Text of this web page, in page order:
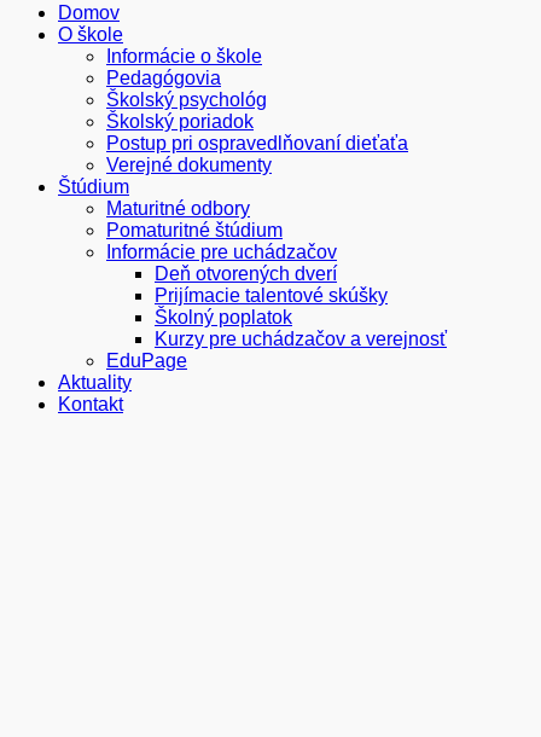
Domov
O škole
Informácie o škole
Pedagógovia
Školský psychológ
Školský poriadok
Postup pri ospravedlňovaní dieťaťa
Verejné dokumenty
Štúdium
Maturitné odbory
Pomaturitné štúdium
Informácie pre uchádzačov
Deň otvorených dverí
Prijímacie talentové skúšky
Školný poplatok
Kurzy pre uchádzačov a verejnosť
EduPage
Aktuality
Kontakt